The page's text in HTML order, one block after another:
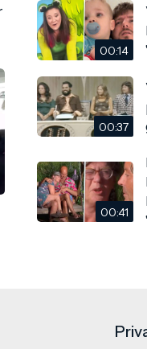
00:14
00:37
00:41